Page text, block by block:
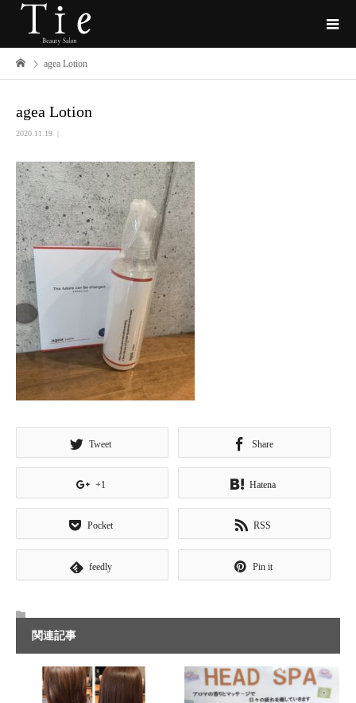
agea Lotion
agea Lotion
2020.11.19
Tweet Share
+1 Hatena
Pocket RSS
feedly Pin it
関連記事